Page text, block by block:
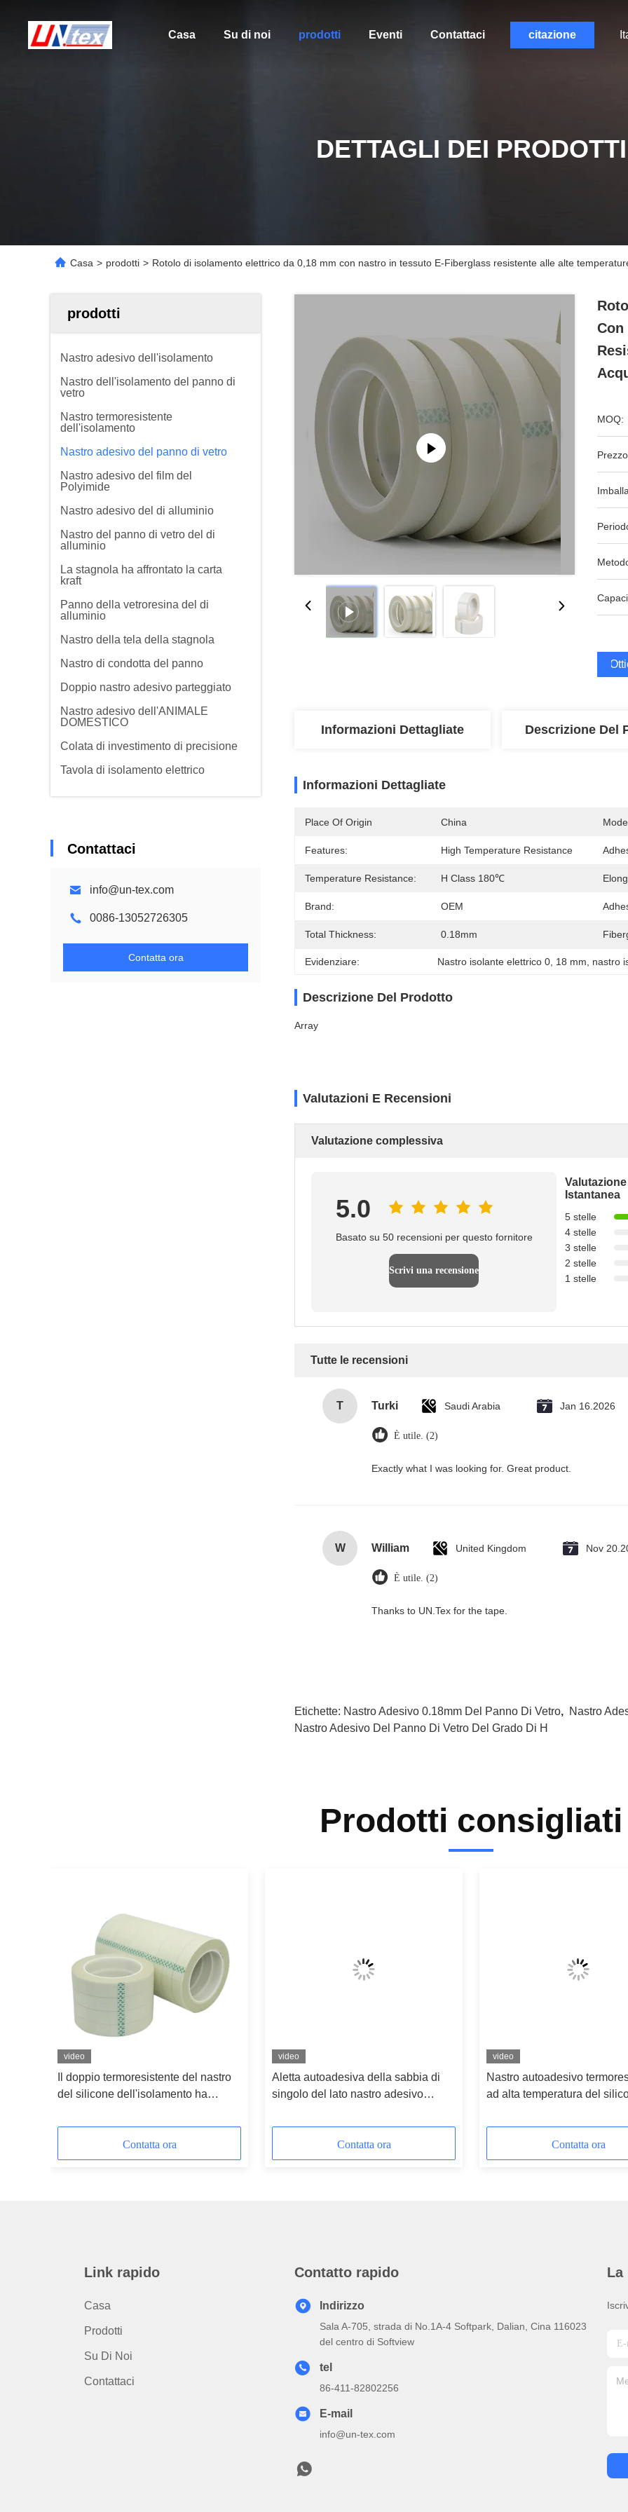
Casa Su di noi prodotti Eventi Contattaci citazione
DETTAGLI DEI PRODOTTI
Casa > prodotti > Rotolo di isolamento elettrico da 0,18 mm con nastro in tessuto E-Fiberglass resistente alle alte
prodotti
Nastro adesivo dell'isolamento
Nastro dell'isolamento del panno di
vetro
Nastro termoresistente
dell'isolamento
Nastro adesivo del panno di vetro
Nastro adesivo del film del
Polyimide
Nastro adesivo del di alluminio
Nastro del panno di vetro del di
alluminio
La stagnola ha affrontato la carta
kraft
Panno della vetroresina del di
alluminio
Nastro della tela della stagnola
Nastro di condotta del panno
Doppio nastro adesivo parteggiato
Nastro adesivo dell'ANIMALE
DOMESTICO
Colata di investimento di precisione
Tavola di isolamento elettrico
Contattaci
info@un-tex.com
0086-13052726305
Contatta ora
Con
MOQ:
Informazioni Dettagliate Descrizione Del
Informazioni Dettagliate
Place Of Origin China
Features: High Temperature Resistance
Temperature Resistance: H Class 180℃
Brand: OEM
Total Thickness: 0.18mm
Evidenziare: Nastro isolante elettrico 0 18 mm nastro
Descrizione Del Prodotto
Array
Valutazioni E Recensioni
Valutazione complessiva
5.0
Basato su 50 recensioni per questo fornitore
Scrivi una recensione
Valutazione
Istantanea
5 stelle
4 stelle
3 stelle
2 stelle
1 stelle
Tutte le recensioni
T Turki Saudi Arabia Jan 16.2026
È utile. (2)
Exactly what I was looking for. Great product.
W William United Kingdom Nov
È utile. (2)
Thanks to UN.Tex for the tape.
Etichette: Nastro Adesivo 0.18mm Del Panno Di Vetro, Nastro
Nastro Adesivo Del Panno Di Vetro Del Grado Di H
Prodotti consigliati
video
Il doppio termoresistente del nastro
del silicone dell'isolamento ha
Contatta ora
video
Aletta autoadesiva della sabbia di
singolo del lato nastro adesivo
Contatta ora
video
Nastro autoadesivo
ad alta temperatura del
Contatta ora
Link rapido
Casa
Prodotti
Su Di Noi
Contattaci
Contatto rapido
Indirizzo
Sala A-705, strada di No.1A-4 Softpark, Dalian, Cina 116023
del centro di Softview
tel
86-411-82802256
E-mail
info@un-tex.com
La